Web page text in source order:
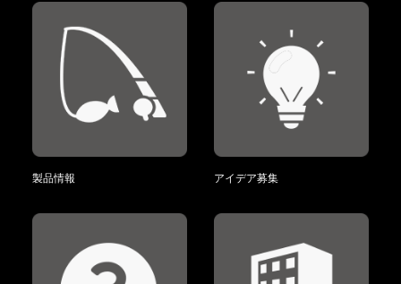
製品情報 アイデア募集